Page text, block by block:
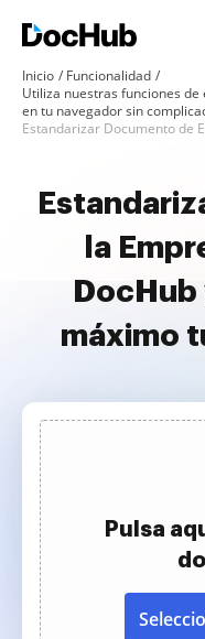
Inicio
Funcionalidad
Utiliza nuestras funciones
en tu navegador sin
Estandarizar Documento de
la
DocHub
máximo
Pulsa